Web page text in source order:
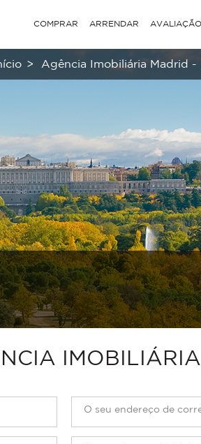
COMPRAR ARRENDAR AVALIAÇÃO
> Agência Imobiliária Madrid -